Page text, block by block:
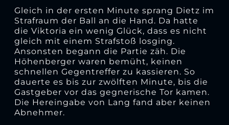
Gleich in der ersten Minute sprang Dietz im
Strafraum der Ball an die Hand. Da hatte
die Viktoria ein wenig Glück, dass es nicht
gleich mit einem Strafstoß losging.
Ansonsten begann die Partie zäh. Die
Höhenberger waren bemüht, keinen
schnellen Gegentreffer zu kassieren. So
dauerte es bis zur zwölften Minute, bis die
Gastgeber vor das gegnerische Tor kamen.
Die Hereingabe von Lang fand aber keinen
Abnehmer.